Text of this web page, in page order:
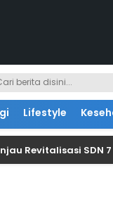
Lifestyle
Revitalisasi SDN